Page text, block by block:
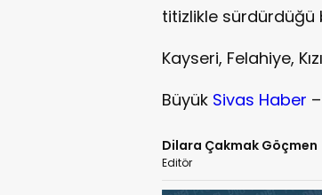
titizlikle sürdürdüğü
Kayseri, Felahiye,
Büyük Sivas Haber –
Dilara Çakmak Göçmen
Editör